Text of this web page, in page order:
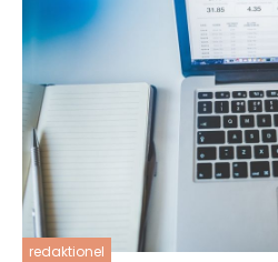
redaktionel